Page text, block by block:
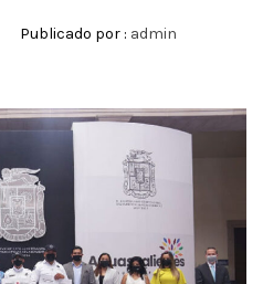
Publicado por : admin